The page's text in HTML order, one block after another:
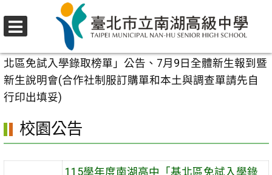
至
要
內
容
校園公告
北區免試入學錄取榜單」公告、7月9日全體新生報到暨
新生說明會(合作社制服訂購單和本土與調查單請先自
行印出填妥)
校園公告
115學年度南湖高中「基北區免試入學錄
選
單